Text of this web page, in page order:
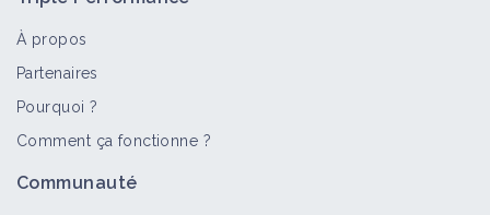
À propos
Partenaires
Pourquoi ?
Comment ça fonctionne ?
Communauté